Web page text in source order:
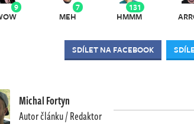
9
7
MEH
131
HMMM
SDÍLET NA FACEBOOK
Michal Fortyn
Autor článku / Redaktor